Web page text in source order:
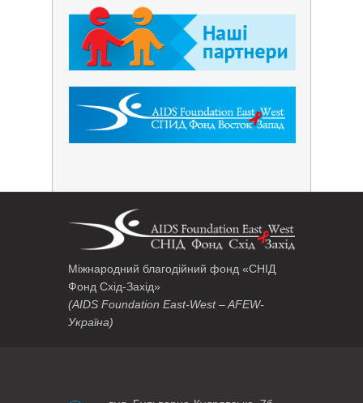
Міжнародний благодійний фонд «СНІД
Фонд Схід-Захід»
(AIDS Foundation East-West – AFEW-
Україна)